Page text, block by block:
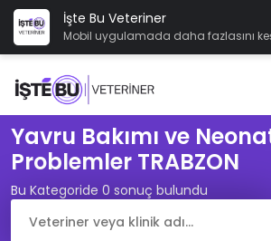
İşte Bu Veteriner
Mobil uygulamada daha fazlasını
Yavru Bakımı ve
Problemler TRABZON
Bu Kategoride 0 sonuç bulundu